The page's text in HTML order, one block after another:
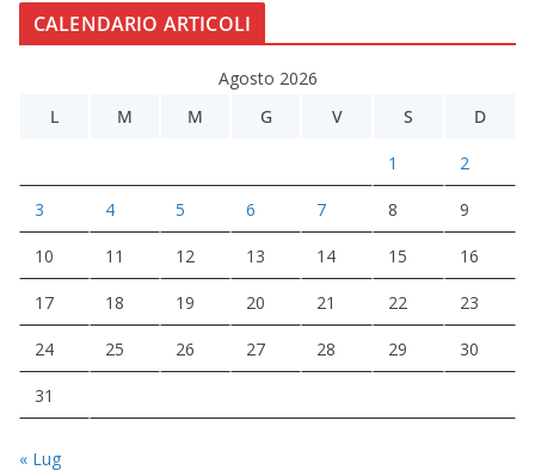
CALENDARIO ARTICOLI
Agosto 2026
L
M M G V S D
1 2
3 4 5 6 7 8 9
10 11 12 13 14 15 16
17 18 19 20 21 22 23
24 25 26 27 28 29 30
31
« Lug